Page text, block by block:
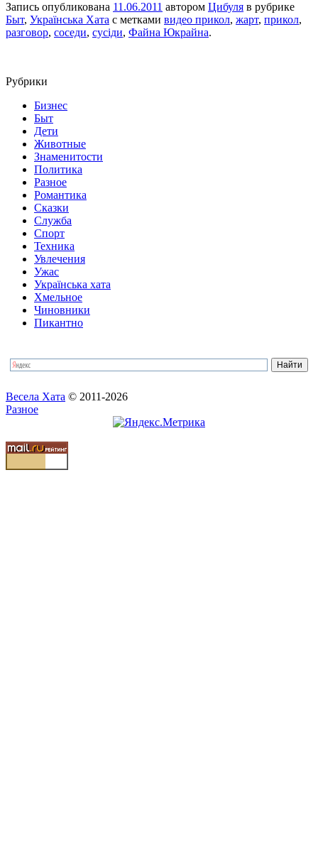
Запись опубликована 11.06.2011 автором Цибуля в рубрике
Быт, Українська Хата с метками видео прикол, жарт, прикол,
разговор, соседи, сусіди, Файна Юкрайна.
Рубрики
Бизнес
Быт
Дети
Животные
Знаменитости
Политика
Разное
Романтика
Сказки
Служба
Спорт
Техника
Увлечения
Ужас
Українська хата
Хмельное
Чиновники
Пикантно
Весела Хата © 2011-2026
Разное